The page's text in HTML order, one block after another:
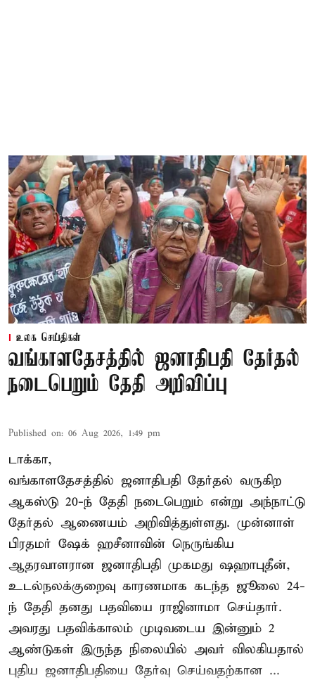
உலக செய்திகள்
வங்காளதேசத்தில் ஜனாதிபதி தேர்தல்
நடைபெறும் தேதி அறிவிப்பு
Published on: 06 Aug 2026, 1:49 pm
டாக்கா,
வங்காளதேசத்தில் ஜனாதிபதி தேர்தல் வருகிற
ஆகஸ்டு 20-ந் தேதி நடைபெறும் என்று அந்நாட்டு
தேர்தல் ஆணையம் அறிவித்துள்ளது. முன்னாள்
பிரதமர் ஷேக் ஹசீனாவின் நெருங்கிய
ஆதரவாளரான ஜனாதிபதி முகமது ஷஹாபுதீன்,
உடல்நலக்குறைவு காரணமாக கடந்த ஜூலை 24-
ந் தேதி தனது பதவியை ராஜினாமா செய்தார்.
அவரது பதவிக்காலம் முடிவடைய இன்னும் 2
ஆண்டுகள் இருந்த நிலையில் அவர் விலகியதால்
புதிய ஜனாதிபதியை தேர்வு செய்வதற்கான ...